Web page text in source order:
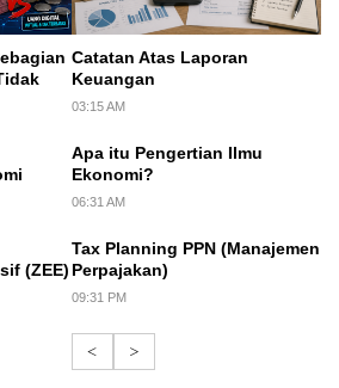
(ZEE)
Catatan Atas Laporan
Keuangan
03:15 AM
Apa itu Pengertian Ilmu
Ekonomi?
06:31 AM
Tax Planning PPN (Manajemen
Perpajakan)
09:31 PM
< >